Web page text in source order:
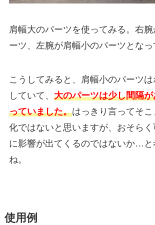
肩幅大のパーツを使ってみる。右
ーツ、左腕が肩幅小のパーツとなっ
こうしてみると、肩幅小のパーツ
していて、 大のパーツは少し間隔
っていました。はっきり言ってそ
化ではないと思いますが、おそらく
に影響が出てくるのではないか…と
ね。
使用例